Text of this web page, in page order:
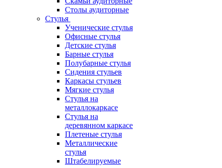
Столы аудиторные
Стулья
Ученические стулья
Офисные стулья
Детские стулья
Барные стулья
Полубарные стулья
Сидения стульев
Каркасы стульев
Мягкие стулья
Стулья на
металлокаркасе
Стулья на
деревянном каркасе
Плетеные стулья
Металлические
стулья
Штабелируемые